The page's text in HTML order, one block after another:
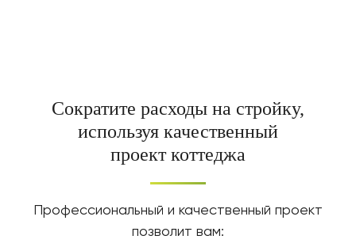
Сократите расходы на стройку,
используя качественный
проект коттеджа
Профессиональный и качественный проект
позволит вам: